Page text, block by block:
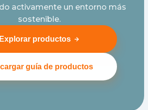
activamente un entorno más
sostenible.
Explorar productos
guía de productos